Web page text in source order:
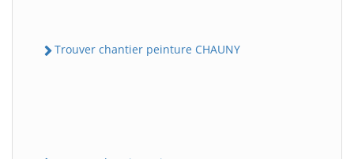
Trouver chantier peinture CHAUNY